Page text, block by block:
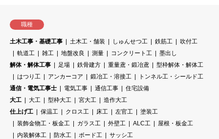
職種
土木工事・基礎工事 土木工・舗装 しゅんせつ工 鉄筋工
吹付工
軌道工
雑工 地盤改良 測量 コンクリート工
墨出し
解体・解体工事
足場 鉄骨建方 重量鳶・鍛冶鳶
型枠解体・解体工
はつり工
アンカーコア 鍛冶工・溶接工
トンネル工・シールド工
通信・電気工事士
電気工事 通信工事
住宅設備
大工
大工 型枠大工 宮大工
造作大工
仕上げ工
保温工 クロス工 床工 左官工
塗装工
装飾金物工・板金工
ガラス工 外壁工 ALC工
屋根・板金工
内装解体工
防水工 ボード工
サッシ工